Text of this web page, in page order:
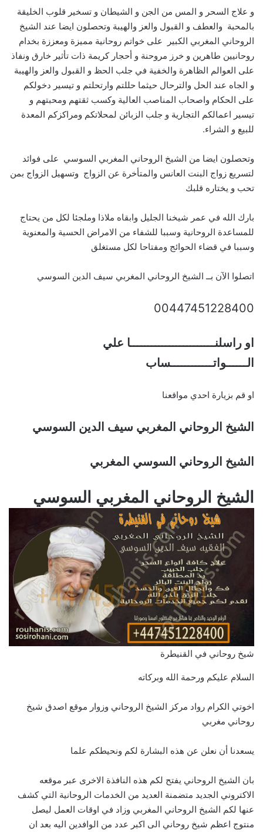
و علاج السحر و المس من الجن و الشيطان و تسخير قلوب الخليقة
بالمحبة والعطف و القبول والعز والهيبة وتحصلون ايضا عند الشيخ
الروحاني المغربي الكبير على خواتم روحانية مميزة ومعززة بخدام
روحانيين طاهرين و خرز مروحنة و أحجار كريمة ذات تأثير خارق ونفاذ
على العوالم الظاهرة والخفية في جلب الحظ و القبول والعز والهيبة
و الجاه عند الحل والترحال حيثما حللتم وارتحلتم و تيسير دخولكم
على الحكام واصحاب المناصب العالية وكسب ثقتهم ومحبتهم و
تيسير اعمالكم التجارية و جلب الزبائن لمحلاتكم ومراكزكم المعدة
للبيع و الشراء.
وتحصلون ايضا من الشيخ الروحاني المغربي السوسي على فوائد
لتسريع زواج البنت العانس والمتأخرة عن الزواج وتسهيل الزواج بمن
تحب و يختاره قلبك
بارك الله في عمر شيخنا الجليل وابقاه ملاذا وملجئا لكل من يحتاج
للمساعدة الروحانية وسببا للشفاء من الامراض الحسية والمعنوية
وسببا في قضاء الحوائج ومفتاحا لكل مستغلق
اتصلوا الآن بــ الشيخ الروحاني المغربي سيف الدين السوسي
00447451228400
او راسلنــــــــــــــــــــــــا علي
الــــــواتــــــــــــساب
او قم بزيارة احدي مواقعنا
الشيخ الروحاني المغربي سيف الدين السوسي
الشيخ الروحاني السوسي المغربي
الشيخ الروحاني المغربي السوسي
شيخ روحاني في القنيطرة
السلام عليكم ورحمة الله وبركاته
اخوتي الكرام رواد مركز الشيخ الروحاني وزوار موقع اصدق شيخ
روحاني مغربي
يسعدنا أن نعلن عن هذه البشارة لكم ونحيطكم علما
بان الشيخ الروحاني يفتح لكم هذه النافذة الاخرى عبر موقعه
الاكتروني الجديد متضمنة العديد من الخدمات الروحانية التي كشف
عنها لكم الشيخ الروحاني المغربي وزاد في اوقات العمل ليصل
منتوج اعظم شيخ روحاني الى اكبر عدد من الوافدين اليه بعد ان